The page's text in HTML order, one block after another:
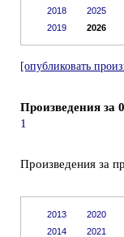
2018
2019
2025
2026
[опубликовать
Произведения за
1
Произведения за
2013
2014
2020
2021